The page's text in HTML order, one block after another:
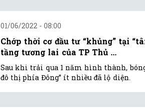
01/06/2022 - 08:00
Chớp thời cơ đầu tư “khủng” tại
tầng tương lai của TP Thủ ...
Sau khi trải qua 1 năm hình thành,
đô thị phía Đông” ít nhiều đã lộ diện.